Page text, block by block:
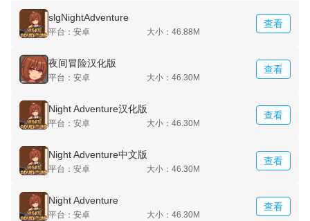
slgNightAdventure
平台：安卓 大小：46.88M
查看
夜间冒险汉化版
平台：安卓 大小：46.30M
查看
Night Adventure汉化版
平台：安卓 大小：46.30M
查看
Night Adventure中文版
平台：安卓 大小：46.30M
查看
Night Adventure
平台：安卓 大小：46.30M
查看